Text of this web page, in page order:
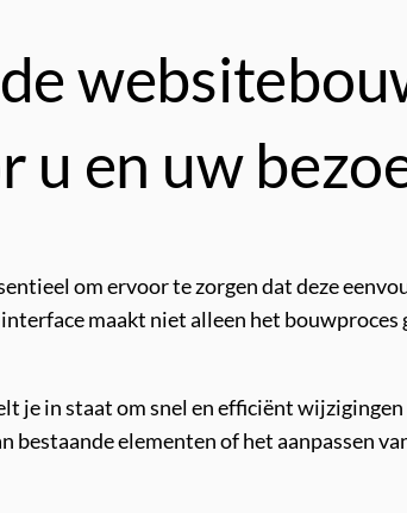
u en uw
om ervoor te zorgen dat deze
maakt niet alleen het bouwproces
je in staat om snel en efficiënt wijzigingen
bestaande elementen of het aanpassen